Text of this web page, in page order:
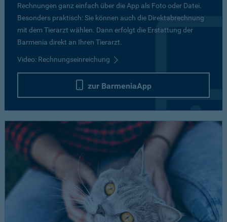
Rechnungen ganz einfach über die App als Foto oder Datei.
Besonders praktisch: Sie können auch die Direktabrechnung
mit dem Tierarzt wählen. Dann erfolgt die Erstattung der
Barmenia direkt an Ihren Tierarzt.
Video: Rechnungseinreichung
zur BarmeniaApp